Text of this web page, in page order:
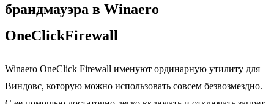
брандмауэра в Winaero
OneClickFirewall
Winaero OneClick Firewall именуют ординарную утилиту для
Виндовс, которую можно использовать совсем безвозмездно.